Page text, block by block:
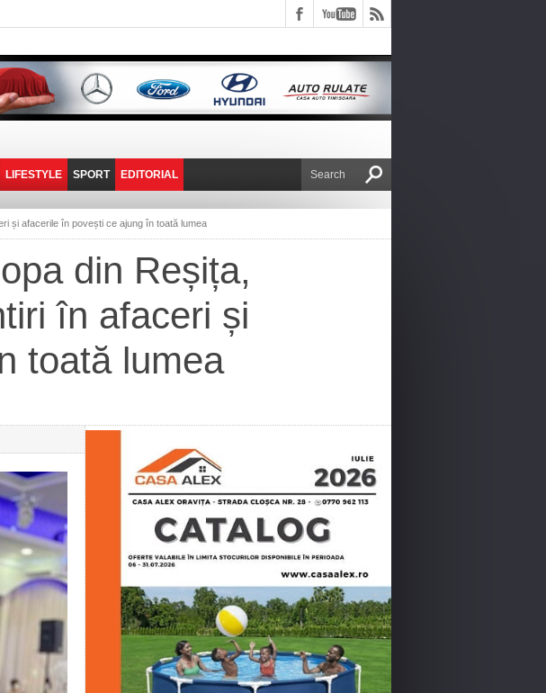
BANAT
VLOG
LIFESTYLE
POVESTE DE VIAȚĂ
SPORT EDITORIAL
DE VICTOR NAFIRU
și afacerile în povești ce ajung în toată lumea
din Reșița,
în afaceri și
toată lumea